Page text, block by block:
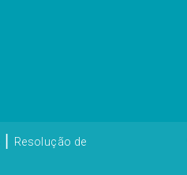
Resolução de